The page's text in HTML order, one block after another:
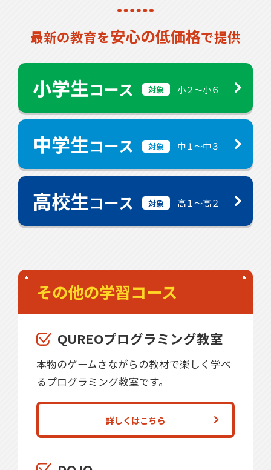
最新の教育を安心の低価格で提供
小学生コース 対象 小２〜小６
中学生コース 対象 中１〜中３
高校生コース 対象 高１〜高２
その他の学習コース
QUREOプログラミング教室
本物のゲームさながらの教材で楽しく学べ
るプログラミング教室です。
詳しくはこちら